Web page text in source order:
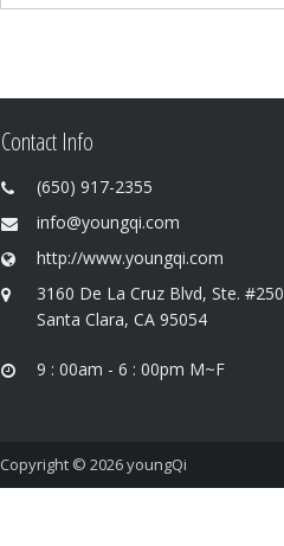
Contact Info
(650) 917-2355
info@youngqi.com
http://www.youngqi.com
3160 De La Cruz Blvd, Ste. #250
Santa Clara, CA 95054
9 : 00am - 6 : 00pm M~F
Copyright © 2026youngQi